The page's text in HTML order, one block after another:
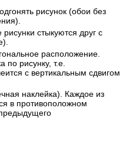
рисунок (обои без
стыкуются друг с
расположение.
по рисунку, т.е.
с вертикальным сдвигом
наклейка). Каждое из
в противоположном